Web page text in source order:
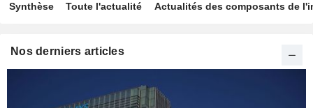
Synthèse Toute l'actualité Actualités des composants de
Nos derniers articles